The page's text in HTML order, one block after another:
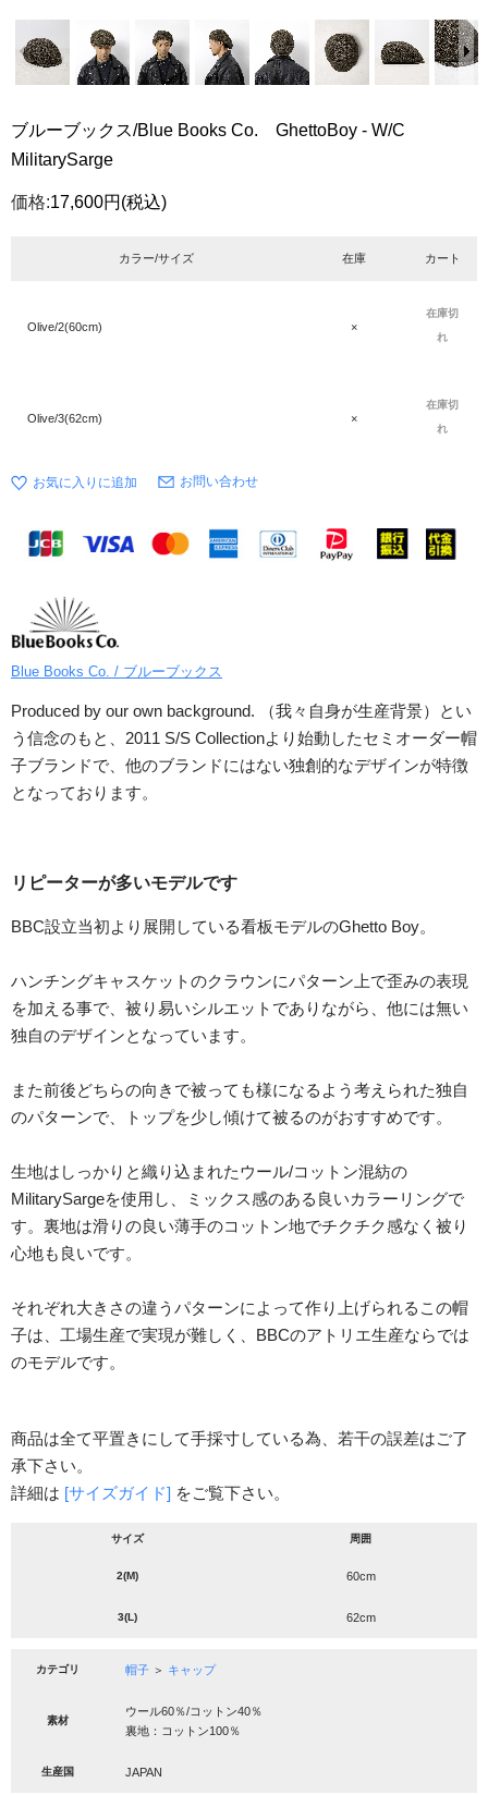
ブルーブックス/Blue Books Co. GhettoBoy - W/C
MilitarySarge
価格:17,600円 (税込)
カラー/サイズ 在庫 カート
Olive/2(60cm) ×
在庫切
れ
Olive/3(62cm) ×
在庫切
れ
お問い合わせ
Blue Books Co. / ブルーブックス
Produced by our own background. （我々自身が生産背景）とい
う信念のもと、2011 S/S Collectionより始動したセミオーダー帽
子ブランドで、他のブランドにはない独創的なデザインが特徴
となっております。
リピーターが多いモデルです
BBC設立当初より展開している看板モデルのGhetto Boy。
ハンチングキャスケットのクラウンにパターン上で歪みの表現
を加える事で、被り易いシルエットでありながら、他には無い
独自のデザインとなっています。
また前後どちらの向きで被っても様になるよう考えられた独自
のパターンで、トップを少し傾けて被るのがおすすめです。
生地はしっかりと織り込まれたウール/コットン混紡の
MilitarySargeを使用し、ミックス感のある良いカラーリングで
す。裏地は滑りの良い薄手のコットン地でチクチク感なく被り
心地も良いです。
それぞれ大きさの違うパターンによって作り上げられるこの帽
子は、工場生産で実現が難しく、BBCのアトリエ生産ならでは
のモデルです。
商品は全て平置きにして手採寸している為、若干の誤差はご了
承下さい。
詳細は [サイズガイド] をご覧下さい。
サイズ 周囲
2(M) 60cm
3(L) 62cm
カテゴリ 帽子 ＞ キャップ
素材
ウール60％/コットン40％
裏地：コットン100％
生産国 JAPAN